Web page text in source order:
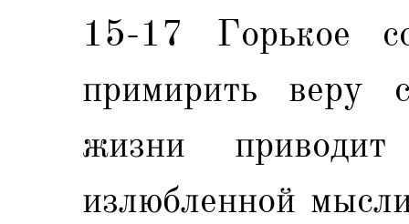
15-17 Горькое
примирить веру
жизни
излюбленной